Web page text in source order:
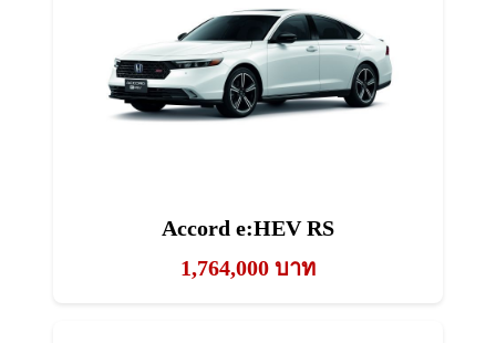
Accord e:HEV RS
1,764,000 บาท